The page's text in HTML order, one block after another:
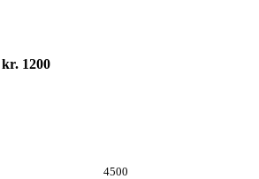
1200
4500